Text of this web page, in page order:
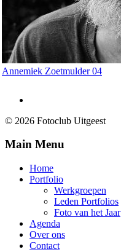
Annemiek Zoetmulder 04
© 2026 Fotoclub Uitgeest
Main Menu
Home
Portfolio
Werkgroepen
Leden Portfolios
Foto van het Jaar
Agenda
Over ons
Contact